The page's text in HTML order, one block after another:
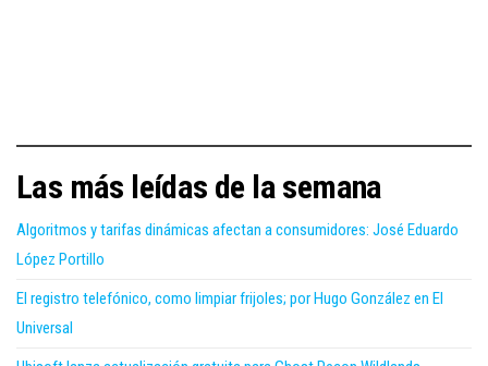
Las más leídas de la semana
Algoritmos y tarifas dinámicas afectan a consumidores: José Eduardo
López Portillo
El registro telefónico, como limpiar frijoles; por Hugo González en El
Universal